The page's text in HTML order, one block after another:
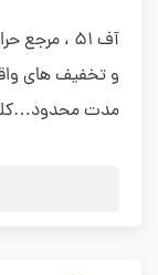
آف ۵۱ ،
و تخفیف های
مدت